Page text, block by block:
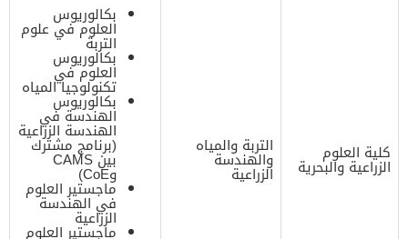
كلية العلوم
الزراعية والبحرية
التربة والمياه
والهندسة
الزراعية
بكالوريوس
العلوم في علوم
التربة
بكالوريوس
العلوم في
تكنولوجيا المياه
بكالوريوس
الهندسة في
الهندسة الزراعية
(برنامج مشترك
بين CAMS
وCoE)
ماجستير العلوم
في الهندسة
الزراعية
ماجستير العلوم